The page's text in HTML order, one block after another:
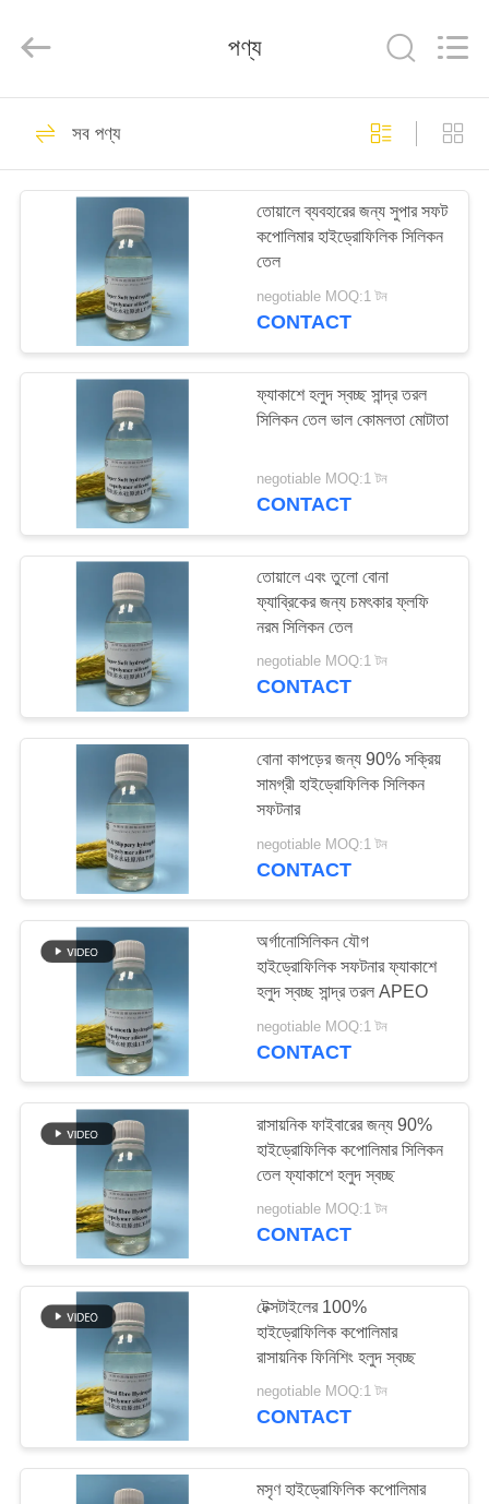
পণ্য
আমাদের
কারখানা
উদ্ধৃতির
সাইট
ম্যাপ
PRIVACY
POLICY
Reserved.
সিলিকন সফটনার
আমিনো সিলিকন সফটনার
32
হাইড্রোফিলিক সিলিকন
সফটনার
সিলিকন ব্লক কপোলিমার
সিলিকন স্মুথিং এজেন্ট
সিলিকন ইমালশন স্মুথিং
10
পণ্য
সব পণ্য
তোয়ালে ব্যবহারের জন্য সুপার সফট
কপোলিমার হাইড্রোফিলিক সিলিকন
তেল
negotiable MOQ:1 টন
CONTACT
ফ্যাকাশে হলুদ স্বচ্ছ সান্দ্র তরল
সিলিকন তেল ভাল কোমলতা মোটাতা
negotiable MOQ:1 টন
CONTACT
তোয়ালে এবং তুলো বোনা
ফ্যাব্রিকের জন্য চমৎকার ফ্লফি
নরম সিলিকন তেল
negotiable MOQ:1 টন
CONTACT
বোনা কাপড়ের জন্য 90% সক্রিয়
সামগ্রী হাইড্রোফিলিক সিলিকন
সফটনার
negotiable MOQ:1 টন
CONTACT
অর্গানোসিলিকন যৌগ
হাইড্রোফিলিক সফটনার ফ্যাকাশে
হলুদ স্বচ্ছ সান্দ্র তরল APEO
negotiable MOQ:1 টন
CONTACT
রাসায়নিক ফাইবারের জন্য 90%
হাইড্রোফিলিক কপোলিমার সিলিকন
তেল ফ্যাকাশে হলুদ স্বচ্ছ
negotiable MOQ:1 টন
CONTACT
টেক্সটাইলের 100%
হাইড্রোফিলিক কপোলিমার
রাসায়নিক ফিনিশিং হলুদ স্বচ্ছ
negotiable MOQ:1 টন
CONTACT
মসৃণ হাইড্রোফিলিক কপোলিমার